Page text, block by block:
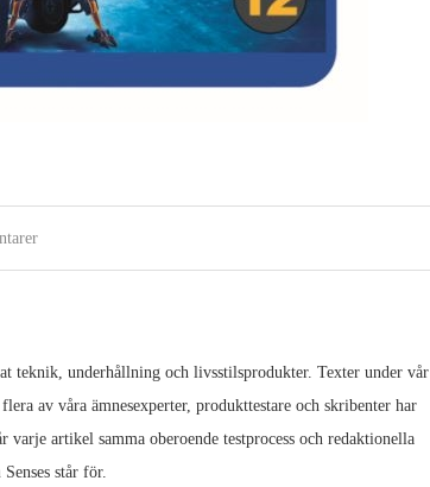
teknik, underhållning och livsstilsprodukter. Texter under vår
av våra ämnesexperter, produkttestare och skribenter har
artikel samma oberoende testprocess och redaktionella
står för.